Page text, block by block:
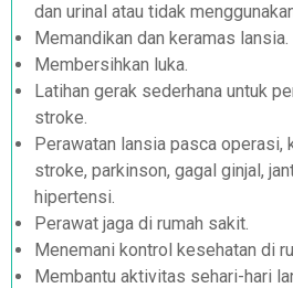
dan urinal atau tidak
Memandikan dan keramas lansia.
Membersihkan luka.
Latihan gerak sederhana untuk
stroke.
Perawatan lansia pasca operasi,
stroke, parkinson, gagal ginjal,
hipertensi.
Perawat jaga di rumah sakit.
Menemani kontrol kesehatan di
Membantu aktivitas sehari-hari